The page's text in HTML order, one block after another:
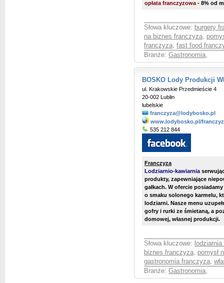
opłata franczyzowa - 8% od
Słowa kluczowe: burgery
na biznes franczyza,
franczyza, fast food
Branże: Gastronomia,
BOSKO Lody Produkcji
ul. Krakowskie Przedmieście 4
20-002 Lublin
lubelskie
franczyza@lodybosko.pl
www.lodybosko.pl/
535 212 844
Franczyza
Lodziarnio-kawiarnia
produkty, zapewniające
gałkach. W ofercie
o smaku solonego karmelu,
lodziarni. Nasze menu
gofry i rurki ze śmietaną, a
domowej, własnej produkcji.
Słowa kluczowe:
biznes franczyza, pomysł
gastronomia franczyza,
Branże: Gastronomia,